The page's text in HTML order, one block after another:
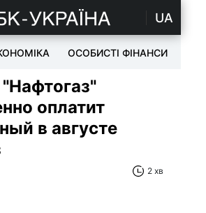
UA
ОСОБИСТІ ФІНАНСИ
оплатит
в августе
2 хв